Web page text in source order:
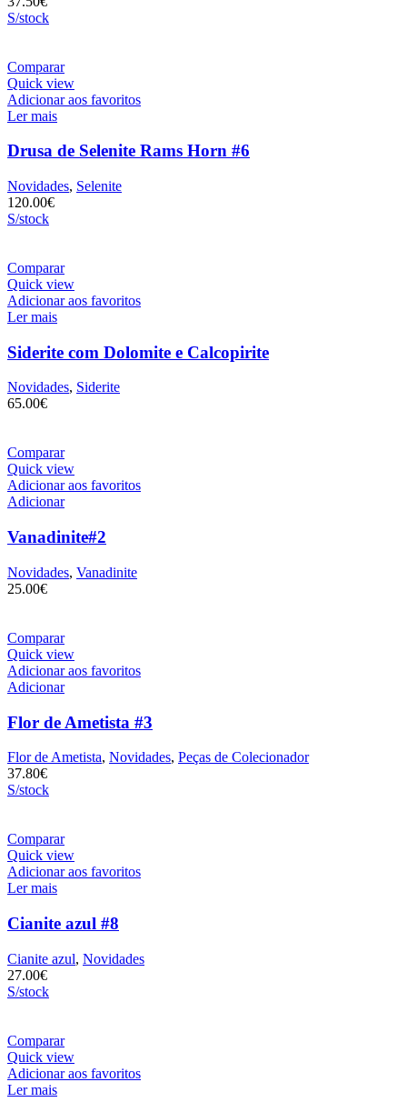
S/stock
Comparar
Quick view
Adicionar aos favoritos
Ler mais
Drusa de Selenite Rams Horn #6
Novidades, Selenite
120.00€
S/stock
Comparar
Quick view
Adicionar aos favoritos
Ler mais
Siderite com Dolomite e Calcopirite
Novidades, Siderite
65.00€
Comparar
Quick view
Adicionar aos favoritos
Adicionar
Vanadinite#2
Novidades, Vanadinite
25.00€
Comparar
Quick view
Adicionar aos favoritos
Adicionar
Flor de Ametista #3
Flor de Ametista, Novidades, Peças de Colecionador
37.80€
S/stock
Comparar
Quick view
Adicionar aos favoritos
Ler mais
Cianite azul #8
Cianite azul, Novidades
27.00€
S/stock
Comparar
Quick view
Adicionar aos favoritos
Ler mais